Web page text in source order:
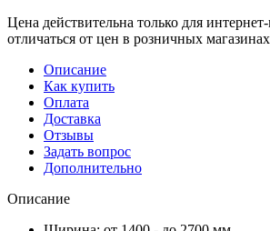
Цена действительна только для
отличаться от цен в розничных магазинах
Описание
Как купить
Оплата
Доставка
Отзывы
Задать вопрос
Дополнительно
Описание